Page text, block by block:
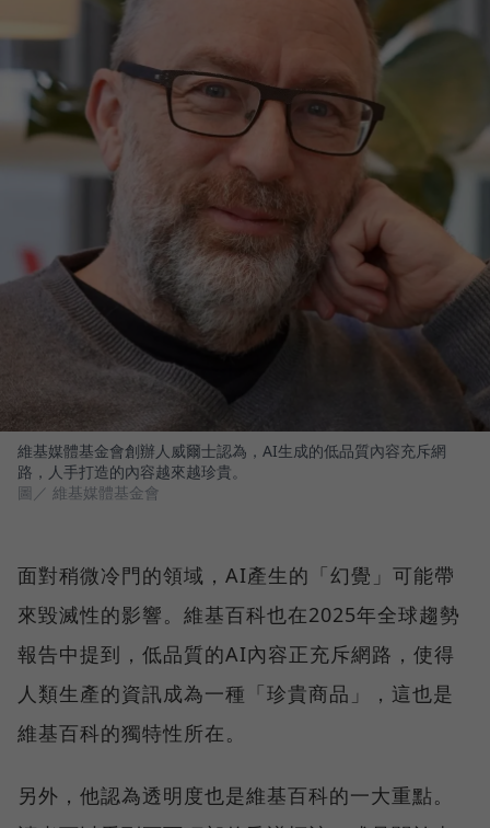
維基媒體基金會創辦人威爾士認為，AI生成的低品質內容充斥網
路，人手打造的內容越來越珍貴。
圖／ 維基媒體基金會
面對稍微冷門的領域，AI產生的「幻覺」可能帶
來毀滅性的影響。維基百科也在2025年全球趨勢
報告中提到，低品質的AI內容正充斥網路，使得
人類生產的資訊成為一種「珍貴商品」，這也是
維基百科的獨特性所在。
另外，他認為透明度也是維基百科的一大重點。